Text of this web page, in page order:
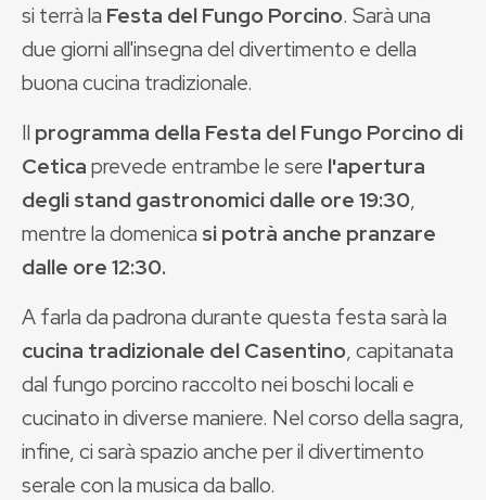
si terrà la Festa del Fungo Porcino. Sarà una
due giorni all'insegna del divertimento e della
buona cucina tradizionale.
Il programma della Festa del Fungo Porcino di
Ceticaprevede entrambe le sere l'apertura
degli stand gastronomici dalle ore 19:30,
mentre la domenica si potrà anche pranzare
dalle ore 12:30.
A farla da padrona durante questa festa sarà la
cucina tradizionale del Casentino, capitanata
dal fungo porcino raccolto nei boschi locali e
cucinato in diverse maniere. Nel corso della sagra,
infine, ci sarà spazio anche per il divertimento
serale con la musica da ballo.